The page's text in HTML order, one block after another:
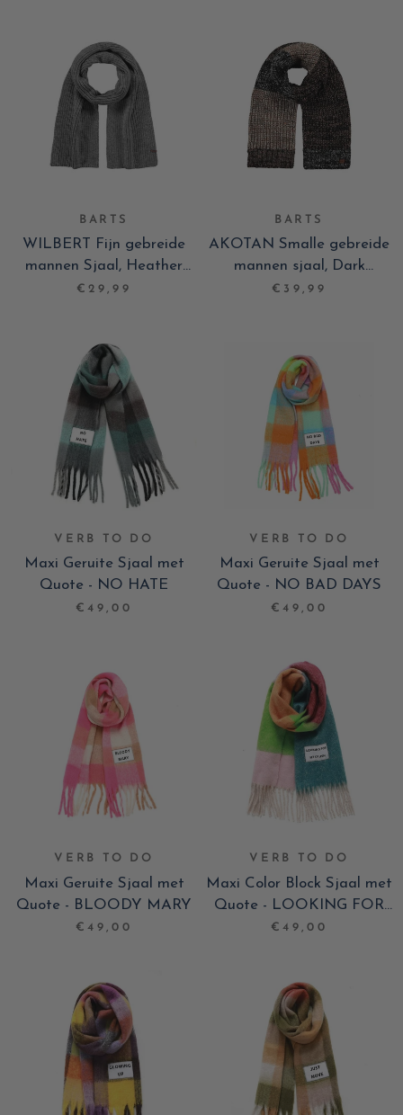
BARTS
WILBERT Fijn gebreide
mannen Sjaal, Heather
Grey
€29,99
BARTS
AKOTAN Smalle gebreide
mannen sjaal, Dark
Heather
€39,99
VERB TO DO
Maxi Geruite Sjaal met
Quote - NO HATE
€49,00
VERB TO DO
Maxi Geruite Sjaal met
Quote - NO BAD DAYS
€49,00
VERB TO DO
Maxi Geruite Sjaal met
Quote - BLOODY MARY
€49,00
VERB TO DO
Maxi Color Block Sjaal met
Quote - LOOKING FOR
MY CRUSH
€49,00